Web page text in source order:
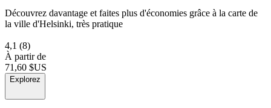
Découvrez davantage et faites plus d'économies grâce à la carte de
la ville d'Helsinki, très pratique
4,1 (8)
À partir de
71,60 $US
Explorez